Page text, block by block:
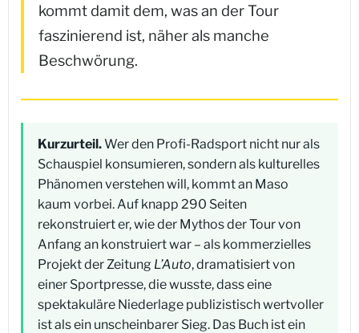
kommt damit dem, was an der Tour
faszinierend ist, näher als manche
Beschwörung.
Kurzurteil.Wer den Profi-Radsport nicht nur als
Schauspiel konsumieren, sondern als kulturelles
Phänomen verstehen will, kommt an Maso
kaum vorbei. Auf knapp 290 Seiten
rekonstruiert er, wie der Mythos der Tour von
Anfang an konstruiert war – als kommerzielles
Projekt der Zeitung L’Auto, dramatisiert von
einer Sportpresse, die wusste, dass eine
spektakuläre Niederlage publizistisch wertvoller
ist als ein unscheinbarer Sieg. Das Buch ist ein